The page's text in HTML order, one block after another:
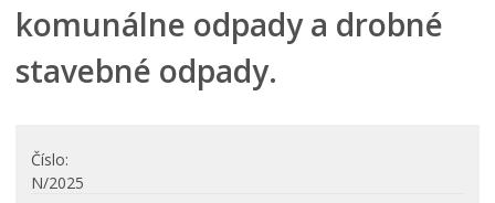
komunálne odpady a drobné
stavebné odpady.
Číslo
N/2025